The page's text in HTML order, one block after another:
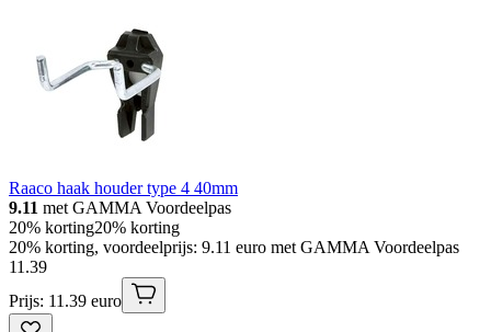
Raaco haak houder type 4 40mm
9.11 met GAMMA Voordeelpas
20% korting20% korting
20% korting, voordeelprijs: 9.11 euro met GAMMA Voordeelpas
11 .39
Prijs: 11.39 euro